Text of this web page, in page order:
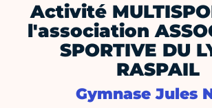
Activité
l'association
SPORTIVE DU
RASPAIL
Gymnase Jules